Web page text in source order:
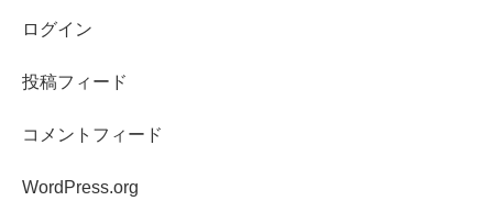
ログイン
投稿フィード
コメントフィード
WordPress.org